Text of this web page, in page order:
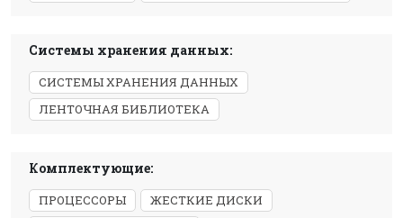
Системы хранения данных:
СИСТЕМЫ ХРАНЕНИЯ ДАННЫХ
ЛЕНТОЧНАЯ БИБЛИОТЕКА
Комплектующие:
ПРОЦЕССОРЫ
ЖЕСТКИЕ ДИСКИ